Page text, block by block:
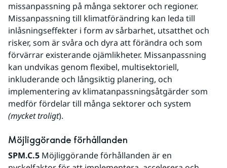
missanpassning på många sektorer och regioner.
Missanpassning till klimatförändring kan leda till
inlåsningseffekter i form av sårbarhet, utsatthet och
risker, som är svåra och dyra att förändra och som
förvärrar existerande ojämlikheter. Missanpassning
kan undvikas genom flexibel, multisektoriell,
inkluderande och långsiktig planering, och
implementering av klimatanpassningsåtgärder som
(mycket troligt).
Möjliggörande förhållanden
SPM.C.5 Möjliggörande förhållanden är en